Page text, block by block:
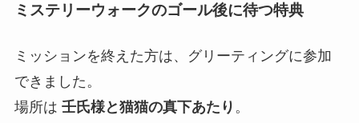
ミステリーウォークのゴール後に待つ特典
ミッションを終えた方は、グリーティングに参加
できました。
場所は 壬氏様と猫猫の真下あたり 。